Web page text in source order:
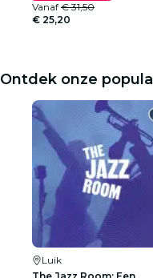
Vanaf € 31,50
€ 25,20
Ontdek onze
Luik